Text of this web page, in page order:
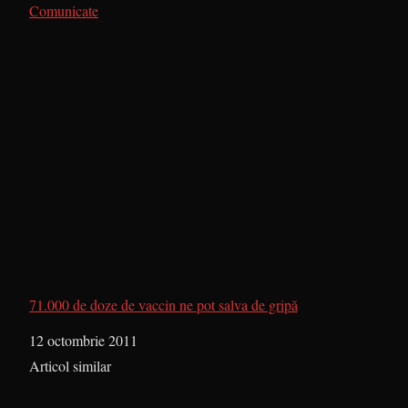
În legătură cu
Comunicate
71.000 de doze de vaccin ne pot salva de gripă
Dată
12 octombrie 2011
În legătură cu
Articol similar